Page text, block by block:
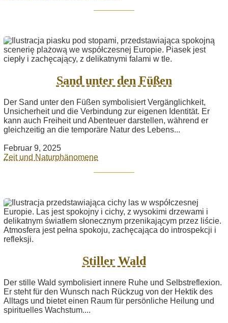
Sand unter den Füßen
Der Sand unter den Füßen symbolisiert Vergänglichkeit,
Unsicherheit und die Verbindung zur eigenen Identität. Er
kann auch Freiheit und Abenteuer darstellen, während er
gleichzeitig an die temporäre Natur des Lebens...
Februar 9, 2025
Zeit und Naturphänomene
Stiller Wald
Der stille Wald symbolisiert innere Ruhe und Selbstreflexion.
Er steht für den Wunsch nach Rückzug von der Hektik des
Alltags und bietet einen Raum für persönliche Heilung und
spirituelles Wachstum....